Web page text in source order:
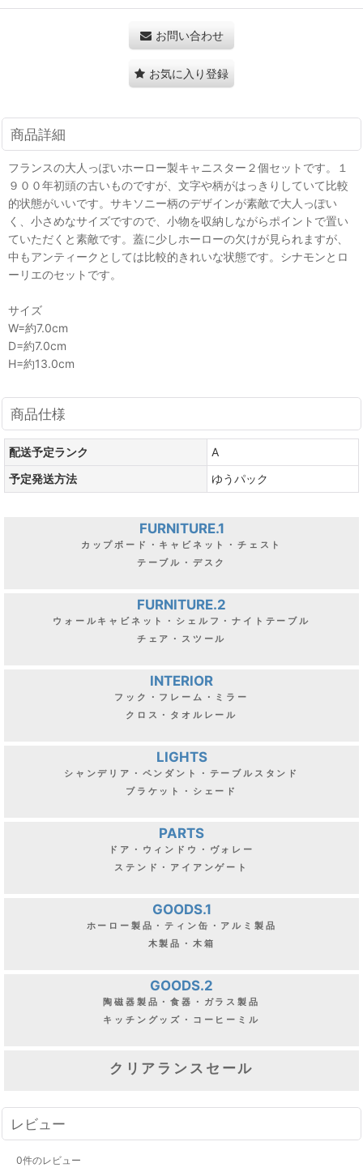
お問い合わせ
お気に入り登録
商品詳細
フランスの大人っぽいホーロー製キャニスター２個セットです。１
９００年初頭の古いものですが、文字や柄がはっきりしていて比較
的状態がいいです。サキソニー柄のデザインが素敵で大人っぽい
く、小さめなサイズですので、小物を収納しながらポイントで置い
ていただくと素敵です。蓋に少しホーローの欠けが見られますが、
中もアンティークとしては比較的きれいな状態です。シナモンとロ
ーリエのセットです。
サイズ
W=約7.0cm
D=約7.0cm
H=約13.0cm
商品仕様
配送予定ランク
A
予定発送方法
ゆうパック
FURNITURE.1
カップボード・キャビネット・チェスト
テーブル・デスク
FURNITURE.2
ウォールキャビネット・シェルフ・ナイトテーブル
チェア・スツール
INTERIOR
フック・フレーム・ミラー
クロス・タオルレール
LIGHTS
シャンデリア・ペンダント・テーブルスタンド
ブラケット・シェード
PARTS
ドア・ウィンドウ・ヴォレー
ステンド・アイアンゲート
GOODS.1
ホーロー製品・ティン缶・アルミ製品
木製品・木箱
GOODS.2
陶磁器製品・食器・ガラス製品
キッチングッズ・コーヒーミル
クリアランスセール
レビュー
0件のレビュー